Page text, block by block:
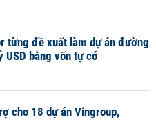
từng đề xuất làm dự án đường
bằng vốn tự có
cho 18 dự án Vingroup,